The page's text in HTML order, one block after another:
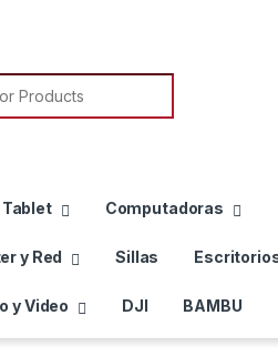
Tablet Computadoras
y Red Sillas
y Video DJI BAMBU